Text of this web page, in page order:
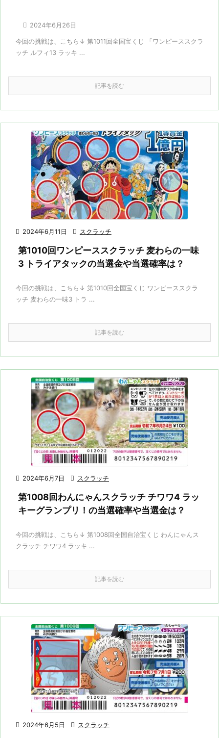
 2024年6月26日
今回の挑戦は、こちら↓ 第1011回全国宝くじ 「ワンピーススクラ
ッチ ルフィ13 ラッキ ...
記事を読む
 2024年6月11日  スクラッチ
第1010回ワンピーススクラッチ 麦わらの一味
3 トライアタックの当選金や当選確率は？
今回の挑戦は、こちら↓ 第1010回全国宝くじ ワンピーススクラ
ッチ 麦わらの一味3 トラ ...
記事を読む
 2024年6月7日  スクラッチ
第1008回わんにゃんスクラッチ チワワ4 ラッ
キーグランプリ！の当選確率や当選金は？
今回の挑戦は、こちら↓ 第1008回全国自治宝くじ わんにゃんス
クラッチ チワワ4 ラッキ ...
記事を読む
 2024年6月5日  スクラッチ